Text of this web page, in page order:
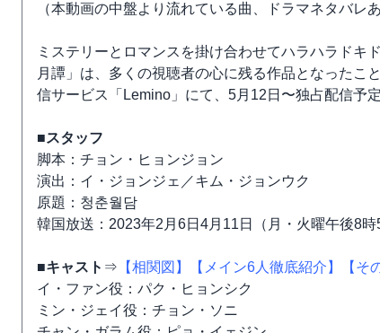
（本動画の中盤より流れている曲、ドラマネタバレ
ミステリーとロマンスを掛け合わせてハラハラドキ
月譚」は、多くの視聴者の心に残る作品となったこ
信サービス「Lemino」にて、5月12日〜独占配信予
■スタッフ
脚本：チョン・ヒョンジョン
演出：イ・ジョンジェ／キム・ジョンウク
原題：청춘월담
韓国放送：2023年2月6日4月11日（月・火曜午後8
■キャスト ⇒ 【相関図】 【メイン6人徹底紹介】
【そ
イ・ファン役：パク・ヒョンシク
ミン・ジェイ役：チョン・ソニ